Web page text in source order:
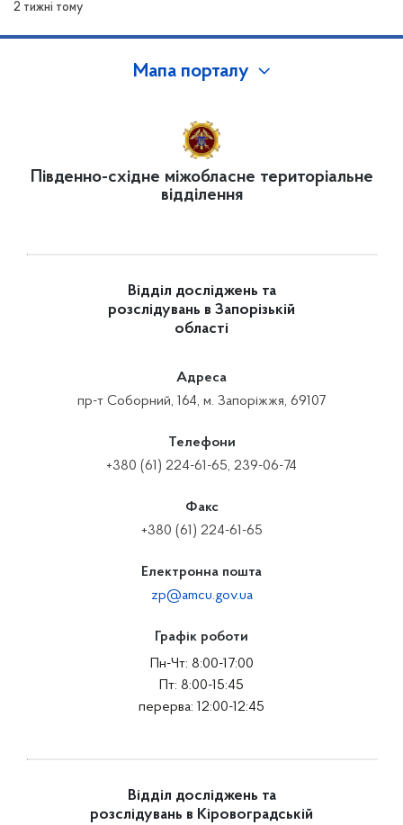
розгляду
2 тижні тому
Мапа порталу
Південно-східне міжобласне територіальне
відділення
Відділ досліджень та
розслідувань в Запорізькій
області
Адреса
пр-т Соборний, 164, м. Запоріжжя, 69107
Телефони
+380 (61) 224-61-65, 239-06-74
Факс
+380 (61) 224-61-65
Електронна пошта
zp@amcu.gov.ua
Графік роботи
Пн-Чт: 8:00-17:00
Пт: 8:00-15:45
перерва: 12:00-12:45
Відділ досліджень та
розслідувань в Кіровоградській